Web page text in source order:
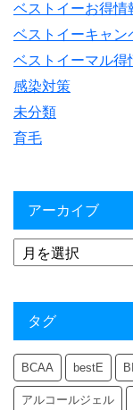
ベストイーお得情
ベストイーキャン
ベストイーマル得
感染対策
未分類
育毛
アーカイブ
タグ
BCAA bestE
アルコールジェル